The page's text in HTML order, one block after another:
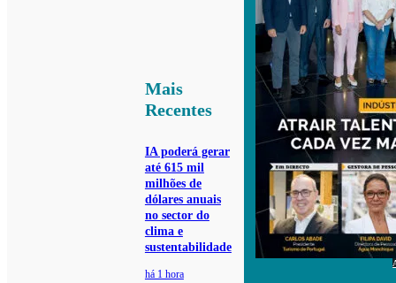
Mais
Recentes
IA poderá gerar
até 615 mil
milhões de
dólares anuais
no sector do
clima e
sustentabilidade
há 1 hora